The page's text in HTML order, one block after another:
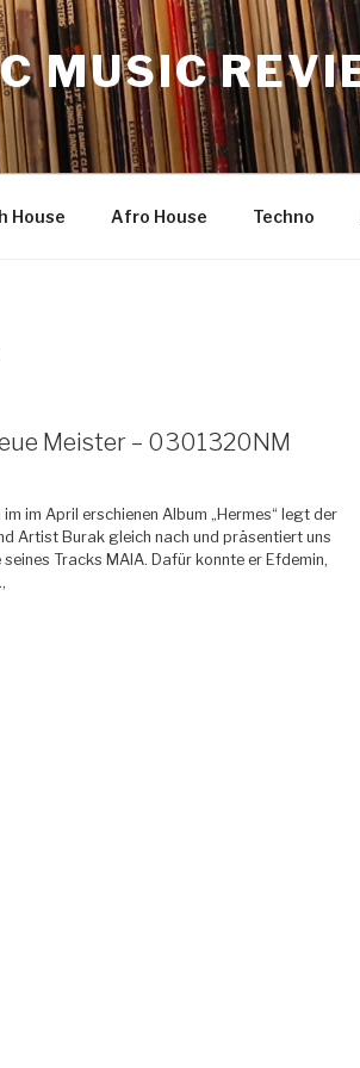
MUSIC
House Afro House Techno
Meister – 0301320NM
im im April erschienen Album „Hermes“ legt der
Artist Burak gleich nach und präsentiert uns
Tracks MAIA. Dafür konnte er Efdemin,